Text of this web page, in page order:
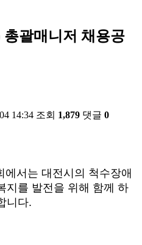
괄매니저 채용공
14:34 조회 1,879 댓글 0
에서는 대전시의 척수장애
지를 발전을 위해 함께 하
니다.